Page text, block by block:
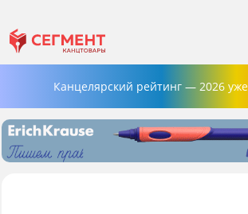
Канцелярский рейтинг — 2026